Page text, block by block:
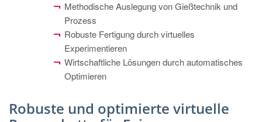
MAGMA Korea
Methodische Auslegung von Gießtechnik und
Prozess
Robuste Fertigung durch virtuelles
Experimentieren
Wirtschaftliche Lösungen durch automatisches
Optimieren
Robuste und optimierte virtuelle